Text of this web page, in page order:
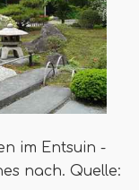
im Entsuin -
nach. Quelle: